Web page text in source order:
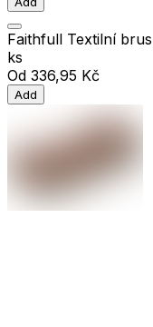
Faithfull Textilní
ks
Od 336,95 Kč
Add